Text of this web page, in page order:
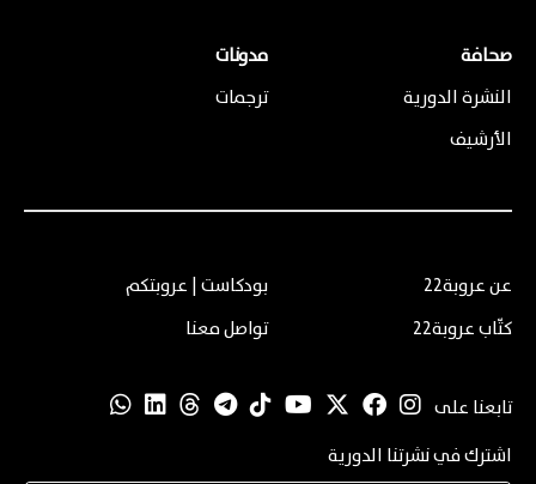
صحافة
النشرة الدورية
الأرشيف
مدونات
ترجمات
عن عروبة22
كتّاب عروبة22
بودكاست | عروبتكم
تواصل معنا
تابعنا على
اشترك في نشرتنا الدورية